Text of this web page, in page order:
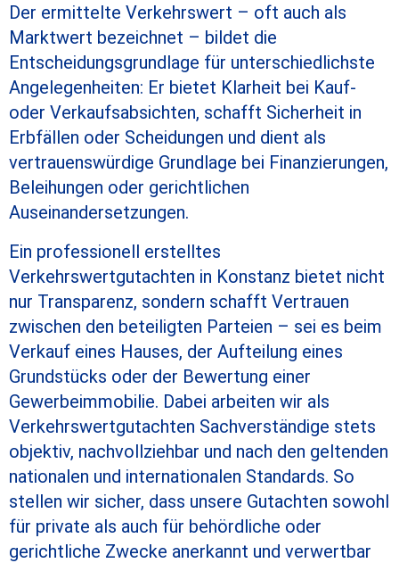
Der ermittelte Verkehrswert – oft auch als
Marktwert bezeichnet – bildet die
Entscheidungsgrundlage für unterschiedlichste
Angelegenheiten: Er bietet Klarheit bei Kauf-
oder Verkaufsabsichten, schafft Sicherheit in
Erbfällen oder Scheidungen und dient als
vertrauenswürdige Grundlage bei Finanzierungen,
Beleihungen oder gerichtlichen
Auseinandersetzungen.
Ein professionell erstelltes
Verkehrswertgutachten in Konstanz bietet nicht
nur Transparenz, sondern schafft Vertrauen
zwischen den beteiligten Parteien – sei es beim
Verkauf eines Hauses, der Aufteilung eines
Grundstücks oder der Bewertung einer
Gewerbeimmobilie. Dabei arbeiten wir als
Verkehrswertgutachten Sachverständige stets
objektiv, nachvollziehbar und nach den geltenden
nationalen und internationalen Standards. So
stellen wir sicher, dass unsere Gutachten sowohl
für private als auch für behördliche oder
gerichtliche Zwecke anerkannt und verwertbar